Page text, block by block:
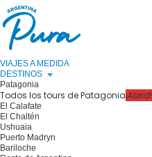
VIAJES A MEDIDA
DESTINOS
Patagonia
Todos los tours de Patagonia¡Abrid!
El Calafate
El Chaltén
Ushuaia
Puerto Madryn
Bariloche